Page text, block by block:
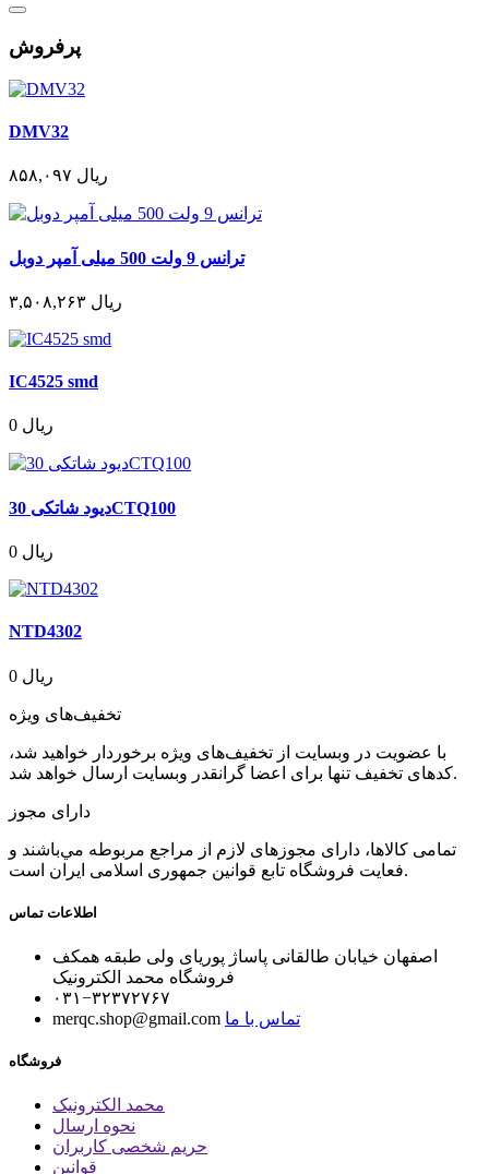
پرفروش
DMV32
۸۵۸,۰۹۷ ریال
ترانس 9 ولت 500 میلی آمپر دوبل
۳,۵۰۸,۲۶۳ ریال
IC4525 smd
0 ریال
دیود شاتکی 30CTQ100
0 ریال
NTD4302
0 ریال
تخفیف‌های ویژه
با عضویت در وبسایت از تخفیف‌های ویژه برخوردار خواهید شد،
کدهای تخفیف تنها برای اعضا گرانقدر وبسایت ارسال خواهد شد.
دارای مجوز
تمامی كالاها، دارای مجوزهای لازم از مراجع مربوطه مي‌باشند و
فعایت فروشگاه تابع قوانين جمهوری اسلامی ايران است.
اطلاعات تماس
اصفهان خیابان طالقانی پاساژ پوریای ولی طبقه همکف
فروشگاه محمد الکترونیک
۰۳۱−۳۲۳۷۲۷۶۷
merqc.shop@gmail.com تماس با ما
فروشگاه
محمد الکترونیک
نحوه ارسال
حریم شخصی کاربران
قوانین